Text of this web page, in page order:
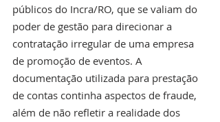
públicos do Incra/RO, que se valiam do
poder de gestão para direcionar a
contratação irregular de uma empresa
de promoção de eventos. A
documentação utilizada para prestação
de contas continha aspectos de fraude,
além de não refletir a realidade dos